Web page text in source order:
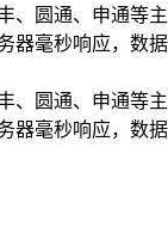
、圆通、申通等主
器毫秒响应，数据
、圆通、申通等主
器毫秒响应，数据